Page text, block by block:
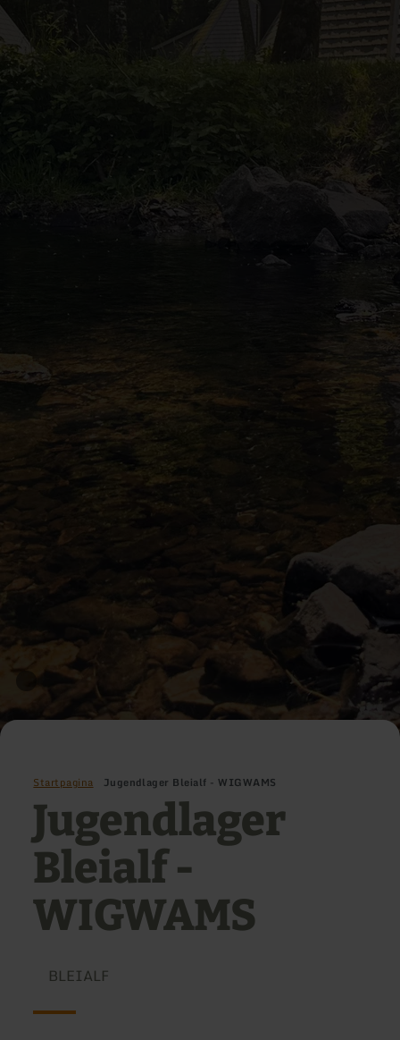
Startpagina Jugendlager Bleialf - WIGWAMS
Jugendlager
Bleialf -
WIGWAMS
BLEIALF